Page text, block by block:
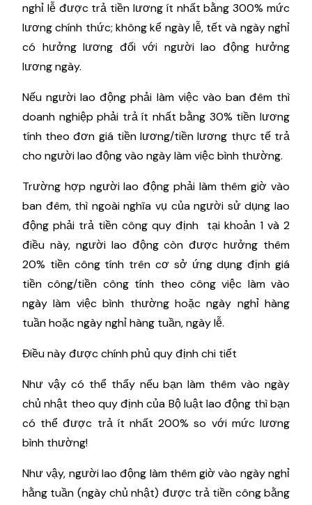
nghỉ lễ được trả tiền lương ít nhất bằng 300% mức
lương chính thức; không kể ngày lễ, tết ​​và ngày nghỉ
có hưởng lương đối với người lao động hưởng
lương ngày.
Nếu người lao động phải làm việc vào ban đêm thì
doanh nghiệp phải trả ít nhất bằng 30% tiền lương
tính theo đơn giá tiền lương/tiền lương thực tế trả
cho người lao động vào ngày làm việc bình thường.
Trường hợp người lao động phải làm thêm giờ vào
ban đêm, thì ngoài nghĩa vụ của người sử dụng lao
động phải trả tiền công quy định tại khoản 1 và 2
điều này, người lao động còn được hưởng thêm
20% tiền công tính trên cơ sở ứng dụng định giá
tiền công/tiền công tính theo công việc làm vào
ngày làm việc bình thường hoặc ngày nghỉ hàng
tuần hoặc ngày nghỉ hàng tuần, ngày lễ.
Điều này được chính phủ quy định chi tiết
Như vậy có thể thấy nếu bạn làm thêm vào ngày
chủ nhật theo quy định của Bộ luật lao động thì bạn
có thể được trả ít nhất 200% so với mức lương
bình thường!
Như vậy, người lao động làm thêm giờ vào ngày nghỉ
hằng tuần (ngày chủ nhật) được trả tiền công bằng